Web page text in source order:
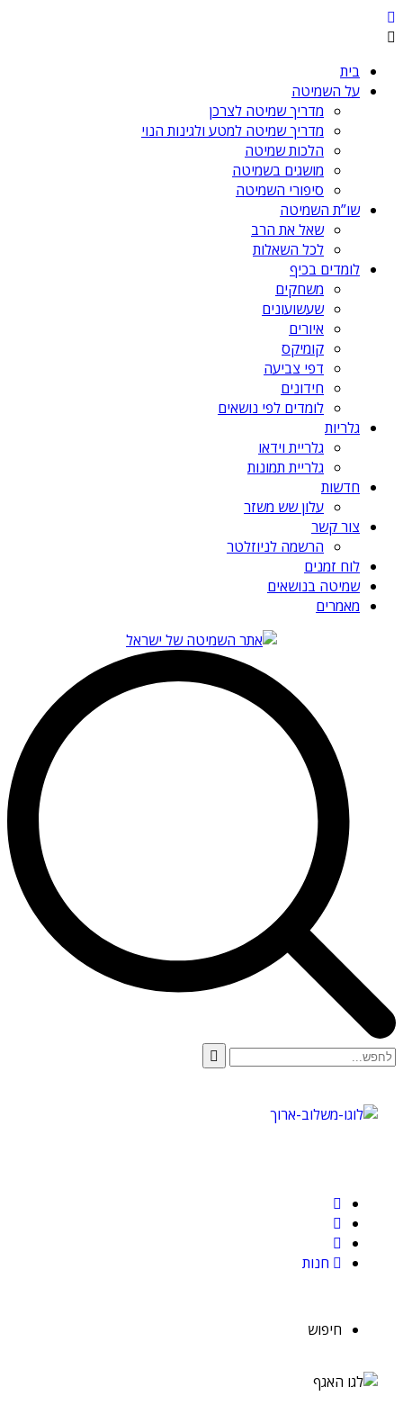
בית
על השמיטה
מדריך שמיטה לצרכן
מדריך שמיטה למטע ולגינות הנוי
הלכות שמיטה
מושגים בשמיטה
סיפורי השמיטה
שו”ת השמיטה
שאל את הרב
לכל השאלות
לומדים בכיף
משחקים
שעשועונים
איורים
קומיקס
דפי צביעה
חידונים
לומדים לפי נושאים
גלריות
גלריית וידאו
גלריית תמונות
חדשות
עלון שש משזר
צור קשר
הרשמה לניוזלטר
לוח זמנים
שמיטה בנושאים
מאמרים
חנות
חיפוש